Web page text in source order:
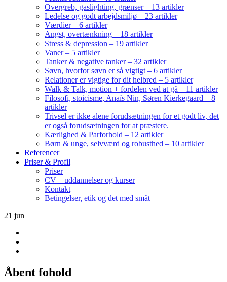
Overgreb, gaslighting, grænser – 13 artikler
Ledelse og godt arbejdsmiljø – 23 artikler
Værdier – 6 artikler
Angst, overtænkning – 18 artikler
Stress & depression – 19 artikler
Vaner – 5 artikler
Tanker & negative tanker – 32 artikler
Søvn, hvorfor søvn er så vigtigt – 6 artikler
Relationer er vigtige for dit helbred – 5 artikler
Walk & Talk, motion + fordelen ved at gå – 11 artikler
Filosofi, stoicisme, Anaïs Nin, Søren Kierkegaard – 8
artikler
Trivsel er ikke alene forudsætningen for et godt liv, det
er også forudsætningen for at præstere.
Kærlighed & Parforhold – 12 artikler
Børn & unge, selvværd og robusthed – 10 artikler
Referencer
Priser & Profil
Priser
CV – uddannelser og kurser
Kontakt
Betingelser, etik og det med småt
21 jun
Åbent fohold